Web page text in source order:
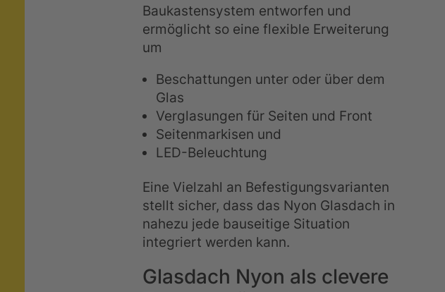
Baukastensystem entworfen und
ermöglicht so eine flexible Erweiterung
um
Beschattungen unter oder über dem
Glas
Verglasungen für Seiten und Front
Seitenmarkisen und
LED-Beleuchtung
Eine Vielzahl an Befestigungsvarianten
stellt sicher, dass das Nyon Glasdach in
nahezu jede bauseitige Situation
integriert werden kann.
Glasdach Nyon als clevere